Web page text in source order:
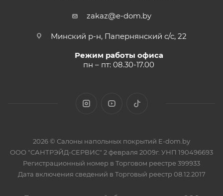
zakaz@e-dom.by
Минский р-н, Папернянский с/с, 22
Режим работы офиса
пн – пт: 08.30-17.00
2026 © Салоны напольных покрытий E-dom.by
ООО "САНТРЭЙД-СЕРВИС" 2 февраля 2009г. УНП 190496693
Регистрационный номер в Торговом реестре 399933
Дата включения сведений в Торговый реестр 08.12.2017